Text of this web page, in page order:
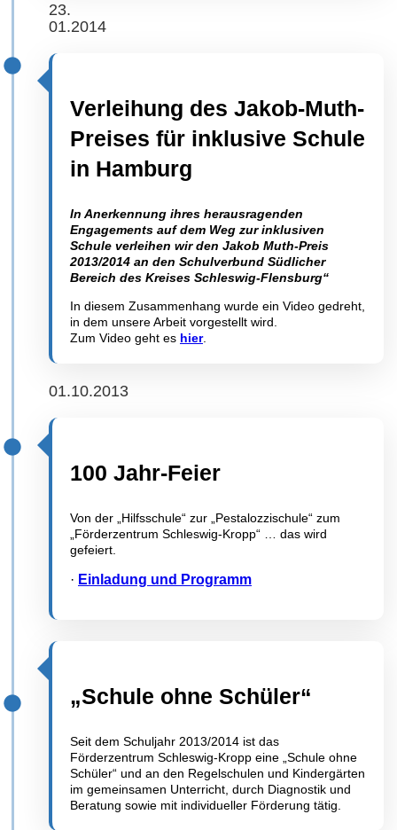
23.
01.2014
Verleihung des Jakob-Muth-
Preises für inklusive Schule
in Hamburg
In Anerkennung ihres herausragenden
Engagements auf dem Weg zur inklusiven
Schule verleihen wir den Jakob Muth-Preis
2013/2014 an den Schulverbund Südlicher
Bereich des Kreises Schleswig-Flensburg“
In diesem Zusammenhang wurde ein Video gedreht,
in dem unsere Arbeit vorgestellt wird.
Zum Video geht es hier.
01.10.2013
100 Jahr-Feier
Von der „Hilfsschule“ zur „Pestalozzischule“ zum
„Förderzentrum Schleswig-Kropp“ … das wird
gefeiert.
· Einladung und Programm
„Schule ohne Schüler“
Seit dem Schuljahr 2013/2014 ist das
Förderzentrum Schleswig-Kropp eine „Schule ohne
Schüler“ und an den Regelschulen und Kindergärten
im gemeinsamen Unterricht, durch Diagnostik und
Beratung sowie mit individueller Förderung tätig.